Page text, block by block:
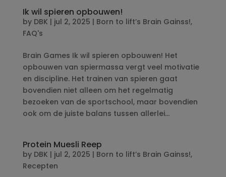
Ik wil spieren opbouwen!
by DBK | jul 2, 2025 | Born to lift’s Brain Gainss!,
FAQ's
Brain Games Ik wil spieren opbouwen! Het
opbouwen van spiermassa vergt veel motivatie
en discipline. Het trainen van spieren gaat
bovendien niet alleen om het regelmatig
bezoeken van de sportschool, maar bovendien
ook om de juiste balans tussen allerlei...
Protein Muesli Reep
by DBK | jul 2, 2025 | Born to lift’s Brain Gainss!,
Recepten